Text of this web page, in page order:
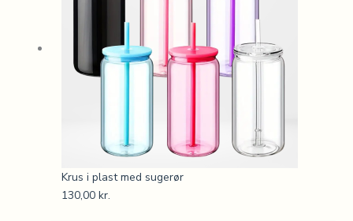
Krus i plast med sugerør
130,00 kr.